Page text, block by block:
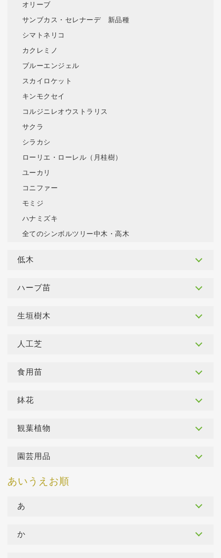
オリーブ
サンブカス・セレナーデ 新品種
シマトネリコ
カクレミノ
ブルーエンジェル
スカイロケット
キンモクセイ
コルジニレオウストラリス
サクラ
シラカシ
ローリエ・ローレル（月桂樹）
ユーカリ
コニファー
モミジ
ハナミズキ
全てのシンボルツリー中木・高木
低木
ハーブ苗
生垣樹木
人工芝
食用苗
鉢花
観葉植物
園芸用品
あ
か